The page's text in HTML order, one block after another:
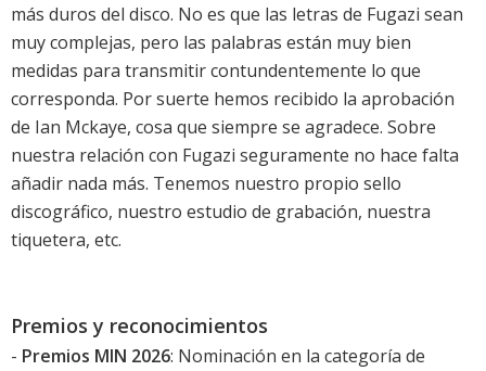
más duros del disco. No es que las letras de Fugazi sean
muy complejas, pero las palabras están muy bien
medidas para transmitir contundentemente lo que
corresponda. Por suerte hemos recibido la aprobación
de Ian Mckaye, cosa que siempre se agradece. Sobre
nuestra relación con Fugazi seguramente no hace falta
añadir nada más. Tenemos nuestro propio sello
discográfico, nuestro estudio de grabación, nuestra
tiquetera, etc.
Premios y reconocimientos
- Premios MIN 2026: Nominación en la categoría de